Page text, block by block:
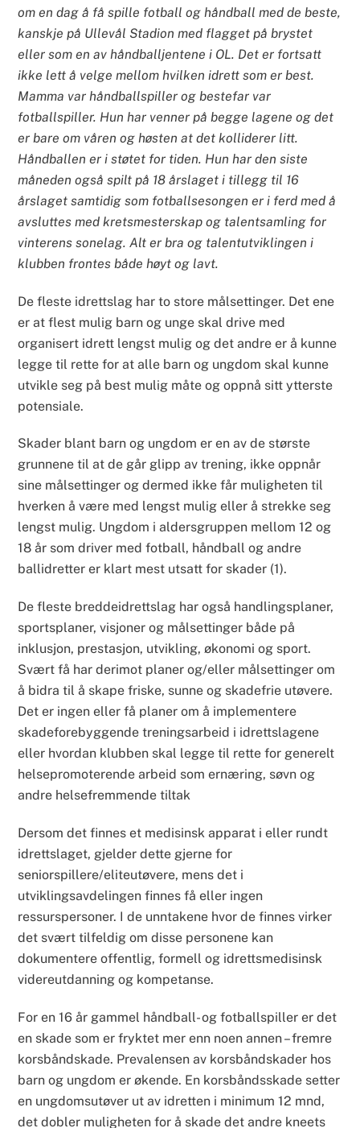
om en dag å få spille fotball og håndball med de beste,
kanskje på Ullevål Stadion med flagget på brystet
eller som en av håndballjentene i OL. Det er fortsatt
ikke lett å velge mellom hvilken idrett som er best.
Mamma var håndballspiller og bestefar var
fotballspiller. Hun har venner på begge lagene og det
er bare om våren og høsten at det kolliderer litt.
Håndballen er i støtet for tiden. Hun har den siste
måneden også spilt på 18 årslaget i tillegg til 16
årslaget samtidig som fotballsesongen er i ferd med å
avsluttes med kretsmesterskap og talentsamling for
vinterens sonelag. Alt er bra og talentutviklingen i
klubben frontes både høyt og lavt.
De fleste idrettslag har to store målsettinger. Det ene
er at flest mulig barn og unge skal drive med
organisert idrett lengst mulig og det andre er å kunne
legge til rette for at alle barn og ungdom skal kunne
utvikle seg på best mulig måte og oppnå sitt ytterste
potensiale.
Skader blant barn og ungdom er en av de største
grunnene til at de går glipp av trening, ikke oppnår
sine målsettinger og dermed ikke får muligheten til
hverken å være med lengst mulig eller å strekke seg
lengst mulig. Ungdom i aldersgruppen mellom 12 og
18 år som driver med fotball, håndball og andre
ballidretter er klart mest utsatt for skader (1).
De fleste breddeidrettslag har også handlingsplaner,
sportsplaner, visjoner og målsettinger både på
inklusjon, prestasjon, utvikling, økonomi og sport.
Svært få har derimot planer og/eller målsettinger om
å bidra til å skape friske, sunne og skadefrie utøvere.
Det er ingen eller få planer om å implementere
skadeforebyggende treningsarbeid i idrettslagene
eller hvordan klubben skal legge til rette for generelt
helsepromoterende arbeid som ernæring, søvn og
andre helsefremmende tiltak
Dersom det finnes et medisinsk apparat i eller rundt
idrettslaget, gjelder dette gjerne for
seniorspillere/eliteutøvere, mens det i
utviklingsavdelingen finnes få eller ingen
ressurspersoner. I de unntakene hvor de finnes virker
det svært tilfeldig om disse personene kan
dokumentere offentlig, formell og idrettsmedisinsk
videreutdanning og kompetanse.
For en 16 år gammel håndball- og fotballspiller er det
en skade som er fryktet mer enn noen annen – fremre
korsbåndskade. Prevalensen av korsbåndskader hos
barn og ungdom er økende. En korsbåndsskade setter
en ungdomsutøver ut av idretten i minimum 12 mnd,
det dobler muligheten for å skade det andre kneets